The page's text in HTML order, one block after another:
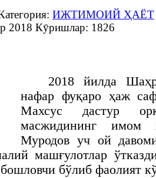
ИЖТИМОИЙ ҲАЁТ
2018 Кӯришлар: 1826
2018 йилда
нафар фуқаро ҳаж
Махсус дастур
масжидининг имом
Муродов уч ой
машғулотлар
бўлиб фаолият